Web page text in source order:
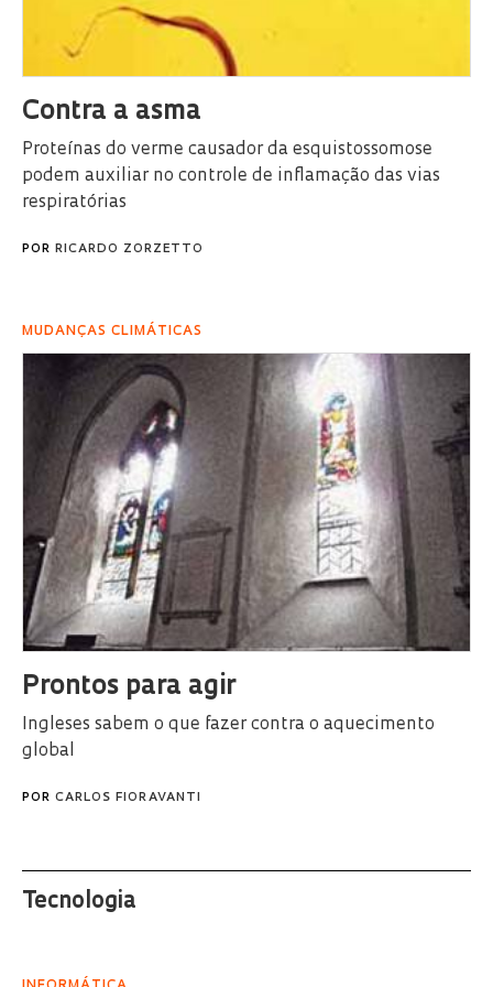
Contra a asma
Proteínas do verme causador da esquistossomose
podem auxiliar no controle de inflamação das vias
respiratórias
POR RICARDO ZORZETTO
MUDANÇAS CLIMÁTICAS
Prontos para agir
Ingleses sabem o que fazer contra o aquecimento
global
POR CARLOS FIORAVANTI
Tecnologia